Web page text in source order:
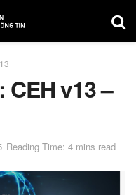
v13 –
Reading Time: 4 mins read